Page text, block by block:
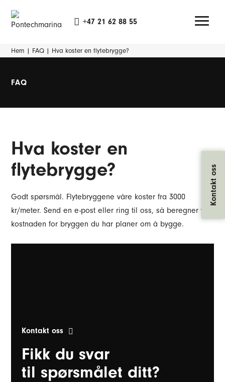
+47 21 62 88 55
Hem | FAQ | Hva koster en flytebrygge?
FAQ
Hva koster en
flytebrygge?
Godt spørsmål. Flytebryggene våre koster fra 3000
kr/meter. Send en e-post eller ring til oss, så beregner vi
kostnaden for bryggen du har planer om å bygge.
Kontakt oss
Fikk du svar
til spørsmålet ditt?
Kontakt oss